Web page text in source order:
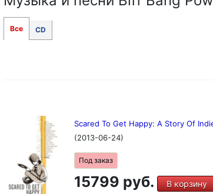
Все CD
Scared To Get Happy: A Story Of
(2013-06-24)
Под заказ
15799 руб. В корзину